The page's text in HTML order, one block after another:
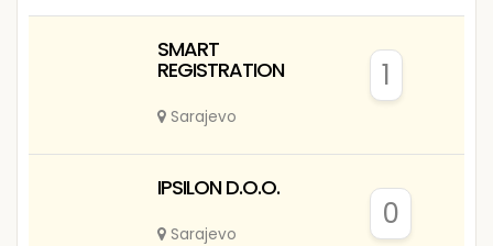
SMART
REGISTRATION
Sarajevo
1
IPSILON D.O.O.
Sarajevo
0